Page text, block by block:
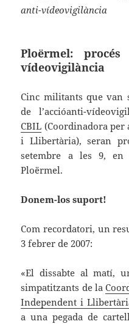
anti-vídeovigilància
Ploërmel:
vídeovigilància
Cinc militants que van
de l’accióanti-
CBIL (Coordinadora per
i Llibertària), seran
setembre a les 9,
Ploërmel.
Donem-los suport!
Com recordatori, un
3 febrer de 2007:
«El dissabte al matí,
simpatitzants de la
Independent i
a una pegada de